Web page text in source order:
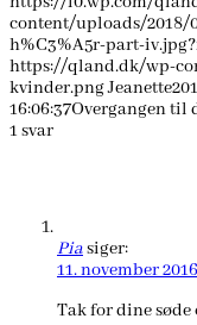
content/uploads/2018/
h%C3%A5r-part-
https://qland.dk/wp-
kvinder.pngJeanette
16:06:37Overgangen til
1 svar
Piasiger:
11. november
Tak for dine søde